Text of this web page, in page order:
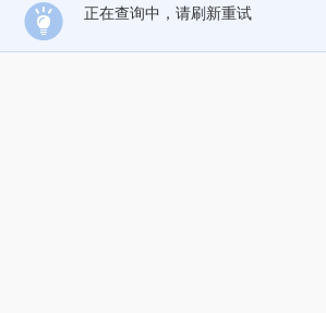
正在查询中，请刷新重试